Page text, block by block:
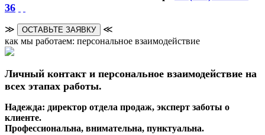
36
≫ ОСТАВЬТЕ ЗАЯВКУ
≪
как мы работаем: персональное взаимодействие
Личный контакт и персональное взаимодействие на
всех этапах работы.
Надежда: директор отдела продаж, эксперт заботы о
клиенте.
Профессиональна, внимательна, пунктуальна.